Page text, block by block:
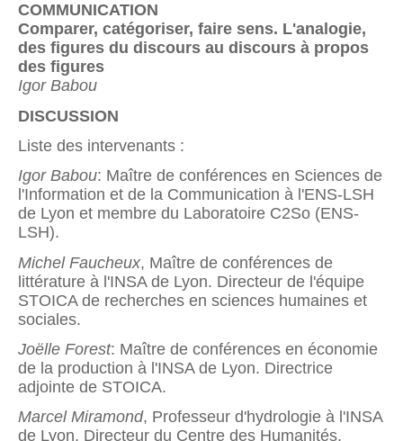
COMMUNICATION
Comparer, catégoriser, faire sens. L'analogie,
des figures du discours au discours à propos
des figures
Igor Babou
DISCUSSION
Liste des intervenants :
Igor Babou: Maître de conférences en Sciences de
l'Information et de la Communication à l'ENS-LSH
de Lyon et membre du Laboratoire C2So (ENS-
LSH).
Michel Faucheux, Maître de conférences de
littérature à l'INSA de Lyon. Directeur de l'équipe
STOICA de recherches en sciences humaines et
sociales.
Joëlle Forest: Maître de conférences en économie
de la production à l'INSA de Lyon. Directrice
adjointe de STOICA.
Marcel Miramond, Professeur d'hydrologie à l'INSA
de Lyon, Directeur du Centre des Humanités.